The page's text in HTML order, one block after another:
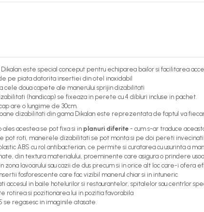
este special conceput pentru echiparea bailor si facilitarea
pe piata datorita insertiei din otel inoxidabil
cele doua capete ale manerului sprijin dizabilitati
(handicap) se fixeaza in perete cu 4 dibluri incluse in pachet.
are o lungime de 30cm.
dizabilitati din gama Dikalan este reprezentata de faptul va
acestea se pot fixa si in planuri diferite - cum s-ar traduce
pot roti, manerele dizabilitati se pot monta si pe doi pereti invecinati
ABS cu rol antibacterian, ce permite si curatarea cu usurinta a
din textura materialului, proeminente care asigura o prindere
lavoarului sau cazii de dus precum si in orice alt loc care-i ofera
fosforescente care fac vizibil manerul chiar si in intuneric
accesul in baile hotelurilor si restaurantelor, spitalelor sau centrlor
rotirea si pozitionarea lui in pozitia favorabila
se regasesc in imaginile atasate.